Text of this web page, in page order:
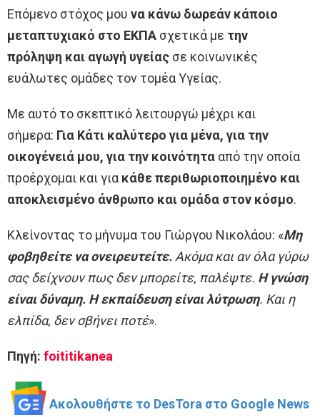
Επόμενο στόχος μου να κάνω δωρεάν κάποιο
μεταπτυχιακό στο ΕΚΠΑ σχετικά με την
πρόληψη και αγωγή υγείας σε κοινωνικές
ευάλωτες ομάδες τον τομέα Υγείας.
Με αυτό το σκεπτικό λειτουργώ μέχρι και
σήμερα: Για Κάτι καλύτερο για μένα, για την
οικογένειά μου, για την κοινότητα από την οποία
προέρχομαι και για κάθε περιθωριοποιημένο και
αποκλεισμένο άνθρωπο και ομάδα στον κόσμο.
Κλείνοντας το μήνυμα του Γιώργου Νικολάου: «Μη
φοβηθείτε να ονειρευτείτε. Ακόμα και αν όλα γύρω
σας δείχνουν πως δεν μπορείτε, παλέψτε. Η γνώση
είναι δύναμη. Η εκπαίδευση είναι λύτρωση. Και η
ελπίδα, δεν σβήνει ποτέ».
Πηγή: foititikanea
Ακολουθήστε το DesTora στο Google News